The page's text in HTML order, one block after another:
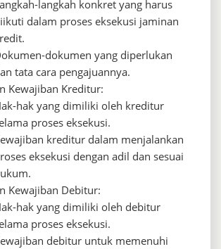
langkah konkret yang harus
dalam proses eksekusi jaminan
dokumen yang diperlukan
tata cara pengajuannya.
Kewajiban Kreditur:
hak yang dimiliki oleh kreditur
proses eksekusi.
kreditur dalam menjalankan
eksekusi dengan adil dan sesuai
Kewajiban Debitur:
hak yang dimiliki oleh debitur
proses eksekusi.
debitur untuk memenuhi